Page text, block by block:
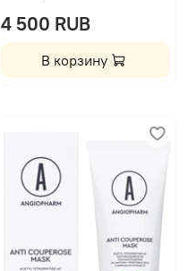
4 500 RUB
В корзину